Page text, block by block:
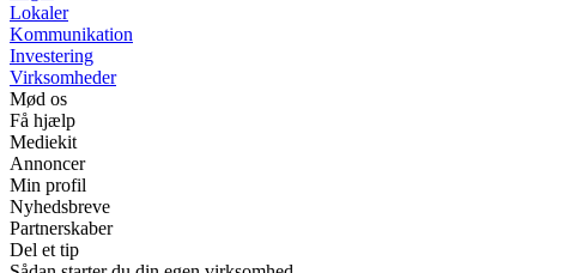
Lokaler
Kommunikation
Investering
Virksomheder
Mød os
Få hjælp
Mediekit
Annoncer
Min profil
Nyhedsbreve
Partnerskaber
Del et tip